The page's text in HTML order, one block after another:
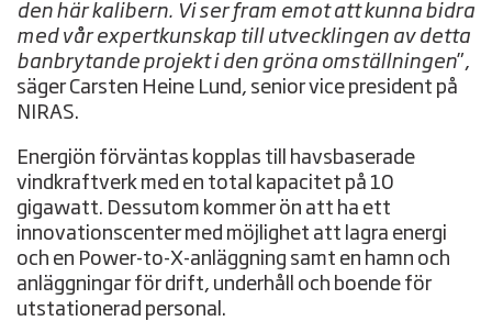
den här kalibern. Vi ser fram emot att kunna bidra
med vår expertkunskap till utvecklingen av detta
banbrytande projekt i den gröna omställningen”,
säger Carsten Heine Lund, senior vice president på
NIRAS.
Energiön förväntas kopplas till havsbaserade
vindkraftverk med en total kapacitet på 10
gigawatt. Dessutom kommer ön att ha ett
innovationscenter med möjlighet att lagra energi
och en Power-to-X-anläggning samt en hamn och
anläggningar för drift, underhåll och boende för
utstationerad personal.